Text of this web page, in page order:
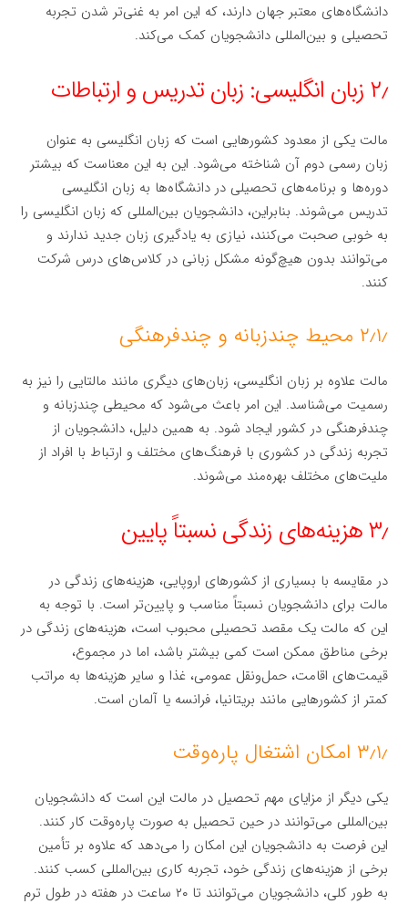
دانشگاه‌های معتبر جهان دارند، که این امر به غنی‌تر شدن تجربه
تحصیلی و بین‌المللی دانشجویان کمک می‌کند.
۲٫ زبان انگلیسی: زبان تدریس و ارتباطات
مالت یکی از معدود کشورهایی است که زبان انگلیسی به عنوان
زبان رسمی دوم آن شناخته می‌شود. این به این معناست که بیشتر
دوره‌ها و برنامه‌های تحصیلی در دانشگاه‌ها به زبان انگلیسی
تدریس می‌شوند. بنابراین، دانشجویان بین‌المللی که زبان انگلیسی را
به خوبی صحبت می‌کنند، نیازی به یادگیری زبان جدید ندارند و
می‌توانند بدون هیچ‌گونه مشکل زبانی در کلاس‌های درس شرکت
کنند.
۲٫۱٫ محیط چندزبانه و چندفرهنگی
مالت علاوه بر زبان انگلیسی، زبان‌های دیگری مانند مالتایی را نیز به
رسمیت می‌شناسد. این امر باعث می‌شود که محیطی چندزبانه و
چندفرهنگی در کشور ایجاد شود. به همین دلیل، دانشجویان از
تجربه زندگی در کشوری با فرهنگ‌های مختلف و ارتباط با افراد از
ملیت‌های مختلف بهره‌مند می‌شوند.
۳٫ هزینه‌های زندگی نسبتاً پایین
در مقایسه با بسیاری از کشورهای اروپایی، هزینه‌های زندگی در
مالت برای دانشجویان نسبتاً مناسب و پایین‌تر است. با توجه به
این که مالت یک مقصد تحصیلی محبوب است، هزینه‌های زندگی در
برخی مناطق ممکن است کمی بیشتر باشد، اما در مجموع،
قیمت‌های اقامت، حمل‌ونقل عمومی، غذا و سایر هزینه‌ها به مراتب
کمتر از کشورهایی مانند بریتانیا، فرانسه یا آلمان است.
۳٫۱٫ امکان اشتغال پاره‌وقت
یکی دیگر از مزایای مهم تحصیل در مالت این است که دانشجویان
بین‌المللی می‌توانند در حین تحصیل به صورت پاره‌وقت کار کنند.
این فرصت به دانشجویان این امکان را می‌دهد که علاوه بر تأمین
برخی از هزینه‌های زندگی خود، تجربه کاری بین‌المللی کسب کنند.
به طور کلی، دانشجویان می‌توانند تا ۲۰ ساعت در هفته در طول ترم